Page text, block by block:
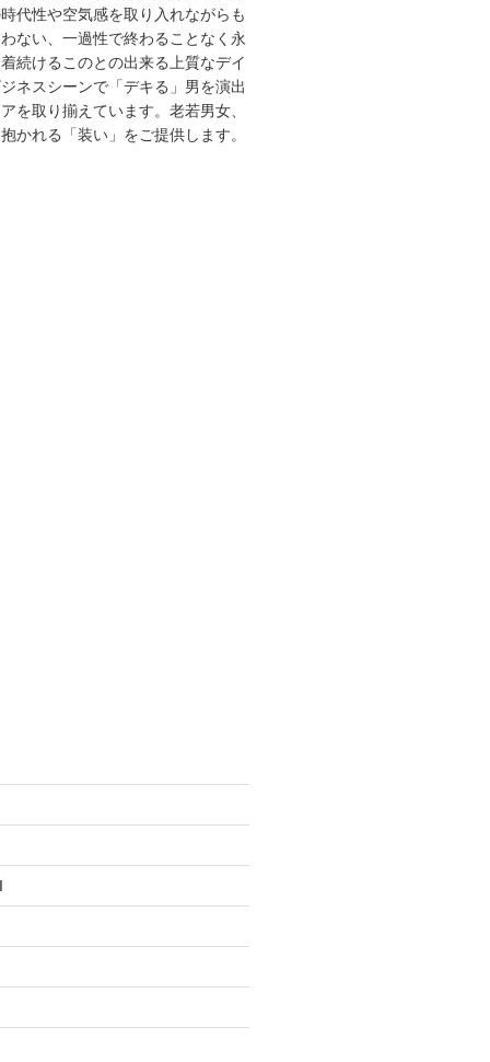
代性や空気感を取り入れながらも
ない、一過性で終わることなく永
続けるこのとの出来る上質なデイ
ネスシーンで「デキる」男を演出
を取り揃えています。老若男女、
かれる「装い」をご提供します。